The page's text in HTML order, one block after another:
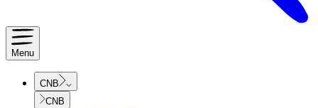
Menu
CNB
CNB